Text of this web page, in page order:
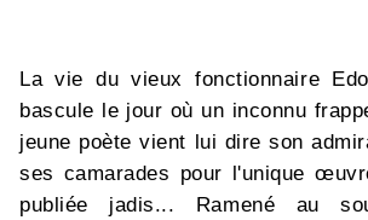
La vie du vieux fonctionnaire
bascule le jour où un inconnu
jeune poète vient lui dire son
ses camarades pour l'unique
publiée jadis... Ramené au